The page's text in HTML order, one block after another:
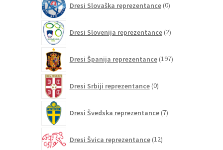
Dresi Slovaška reprezentance 0izdelkov
Dresi Slovenija reprezentance 2izdelka
Dresi Španija reprezentance 197izdelkov
Dresi Srbiji reprezentance 0izdelkov
Dresi Švedska reprezentance 7izdelkov
Dresi Švica reprezentance 12izdelkov